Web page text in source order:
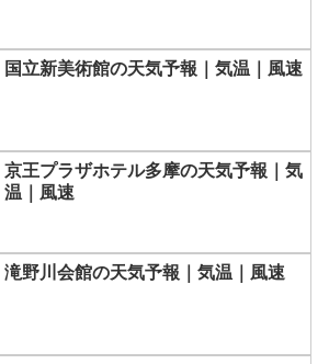
国立新美術館の天気予報｜気温｜風速
京王プラザホテル多摩の天気予報｜気
温｜風速
滝野川会館の天気予報｜気温｜風速